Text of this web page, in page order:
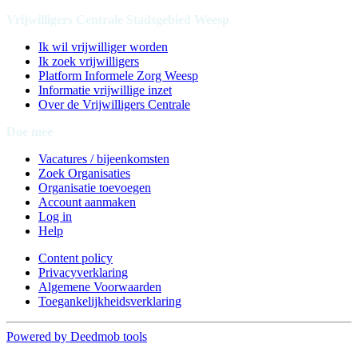
Ik wil vrijwilliger worden
Ik zoek vrijwilligers
Platform Informele Zorg Weesp
Informatie vrijwillige inzet
Over de Vrijwilligers Centrale
Vacatures / bijeenkomsten
Zoek Organisaties
Organisatie toevoegen
Account aanmaken
Log in
Help
Content policy
Privacyverklaring
Algemene Voorwaarden
Toegankelijkheidsverklaring
Powered by Deedmob tools